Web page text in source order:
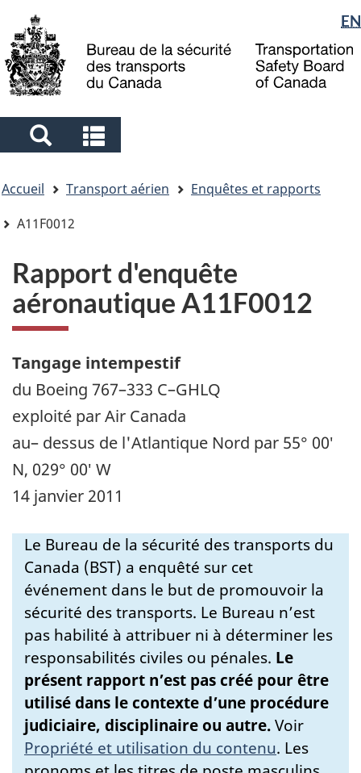
to
main
to
"About
government"
à
la
Sélection
de
la
langue
EN
Search
and
menus
and
menus
êtes
ici
Accueil Transport aérien
Enquêtes et rapports
A11F0012
Rapport d'enquête
aéronautique A11F0012
Tangage intempestif
du Boeing 767–333 C–GHLQ
exploité par Air Canada
au– dessus de l'Atlantique Nord par 55° 00′
N, 029° 00′ W
14 janvier 2011
Le Bureau de la sécurité des transports du
Canada (BST) a enquêté sur cet
événement dans le but de promouvoir la
sécurité des transports. Le Bureau n’est
pas habilité à attribuer ni à déterminer les
responsabilités civiles ou pénales. Le
présent rapport n’est pas créé pour être
utilisé dans le contexte d’une procédure
judiciaire, disciplinaire ou autre.Voir
Propriété et utilisation du contenu. Les